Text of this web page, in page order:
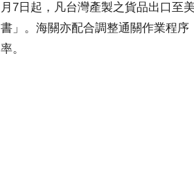
月7日起，凡台灣產製之貨品出口至
書」。海關亦配合調整通關作業程
率。